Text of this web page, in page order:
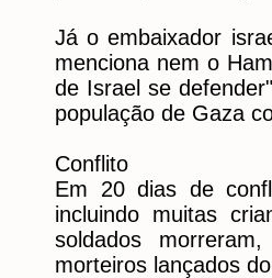
Já o embaixador
menciona nem o
de Israel se
população de Gaza
Conflito
Em 20 dias de
incluindo muitas
soldados
morteiros lançados